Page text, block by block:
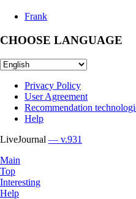
Frank
CHOOSE LANGUAGE
Privacy Policy
User Agreement
Recommendation
Help
LiveJournal — v.931
Main
Top
Interesting
Help